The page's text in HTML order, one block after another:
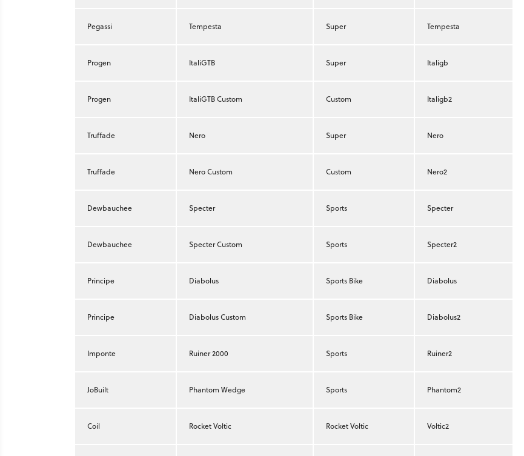
Pegassi Tempesta Super Tempesta
Progen ItaliGTB Super Italigb
Progen ItaliGTB Custom Custom Italigb2
Truffade Nero Super Nero
Truffade Nero Custom Custom Nero2
Dewbauchee Specter Sports Specter
Dewbauchee Specter Custom Sports Specter2
Principe Diabolus Sports Bike Diabolus
Principe Diabolus Custom Sports Bike Diabolus2
Imponte Ruiner 2000 Sports Ruiner2
JoBuilt Phantom Wedge Sports Phantom2
Coil Rocket Voltic Rocket Voltic Voltic2